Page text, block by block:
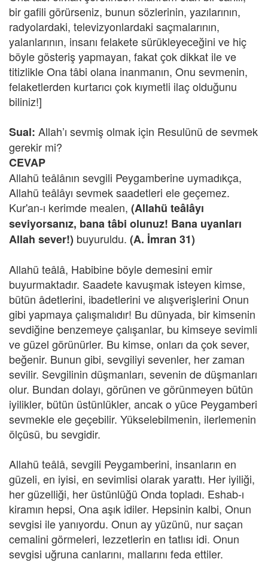
bir gafili görürseniz, bunun sözlerinin, yazılarının,
radyolardaki, televizyonlardaki saçmalarının,
yalanlarının, insanı felakete sürükleyeceğini ve hiç
böyle gösteriş yapmayan, fakat çok dikkat ile ve
titizlikle Ona tâbi olana inanmanın, Onu sevmenin,
felaketlerden kurtarıcı çok kıymetli ilaç olduğunu
biliniz!]
Sual: Allah’ı sevmiş olmak için Resulünü de sevmek
gerekir mi?
CEVAP
Allahü teâlânın sevgili Peygamberine uymadıkça,
Allahü teâlâyı sevmek saadetleri ele geçemez.
Kur'an-ı kerimde mealen, (Allahü teâlâyı
seviyorsanız, bana tâbi olunuz! Bana uyanları
Allah sever!) buyuruldu. (A. İmran 31)
Allahü teâlâ, Habibine böyle demesini emir
buyurmaktadır. Saadete kavuşmak isteyen kimse,
bütün âdetlerini, ibadetlerini ve alışverişlerini Onun
gibi yapmaya çalışmalıdır! Bu dünyada, bir kimsenin
sevdiğine benzemeye çalışanlar, bu kimseye sevimli
ve güzel görünürler. Bu kimse, onları da çok sever,
beğenir. Bunun gibi, sevgiliyi sevenler, her zaman
sevilir. Sevgilinin düşmanları, sevenin de düşmanları
olur. Bundan dolayı, görünen ve görünmeyen bütün
iyilikler, bütün üstünlükler, ancak o yüce Peygamberi
sevmekle ele geçebilir. Yükselebilmenin, ilerlemenin
ölçüsü, bu sevgidir.
Allahü teâlâ, sevgili Peygamberini, insanların en
güzeli, en iyisi, en sevimlisi olarak yarattı. Her iyiliği,
her güzelliği, her üstünlüğü Onda topladı. Eshab-ı
kiramın hepsi, Ona aşık idiler. Hepsinin kalbi, Onun
sevgisi ile yanıyordu. Onun ay yüzünü, nur saçan
cemalini görmeleri, lezzetlerin en tatlısı idi. Onun
sevgisi uğruna canlarını, mallarını feda ettiler.